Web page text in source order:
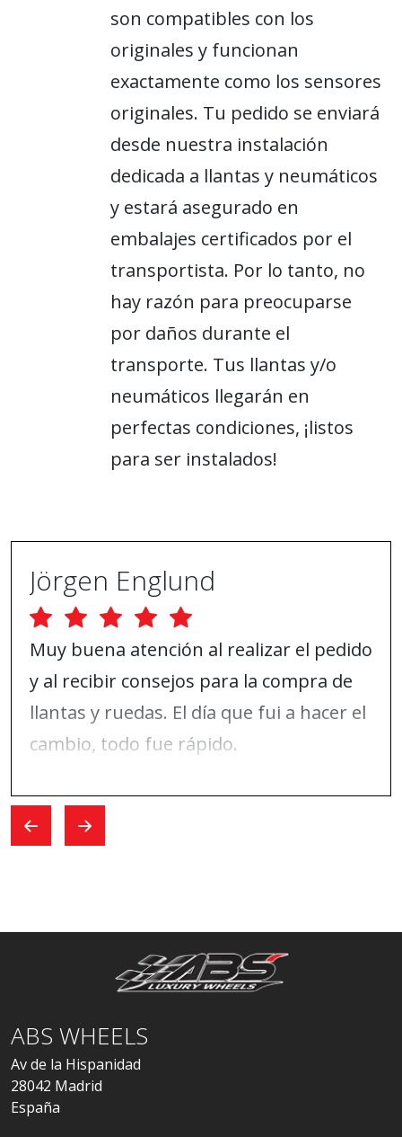
son compatibles con los
originales y funcionan
exactamente como los sensores
originales. Tu pedido se enviará
desde nuestra instalación
dedicada a llantas y neumáticos
y estará asegurado en
embalajes certificados por el
transportista. Por lo tanto, no
hay razón para preocuparse
por daños durante el
transporte. Tus llantas y/o
neumáticos llegarán en
perfectas condiciones, ¡listos
para ser instalados!
Jörgen Englund
Muy buena atención al realizar el pedido
y al recibir consejos para la compra de
llantas y ruedas. El día que fui a hacer el
cambio, todo fue rápido.
ABS WHEELS
Av de la Hispanidad
28042 Madrid
España